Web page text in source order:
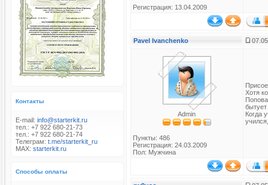
Контакты
E-mail: info@starterkit.ru
тел.: +7 922 680-21-73
тел.: +7 922 680-21-74
Телеграм: t.me/starterkit_ru
MAX: starterkit.ru
Способы оплаты
Регистрация: 13.04.2009
Pavel Ivanchenko
Admin
Пункты: 486
Регистрация: 24.03.2009
Пол: Мужчина
Хотя
Когда